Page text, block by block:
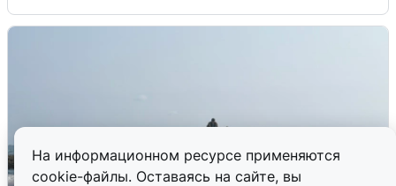
На информационном ресурсе применяются
cookie-файлы. Оставаясь на сайте, вы